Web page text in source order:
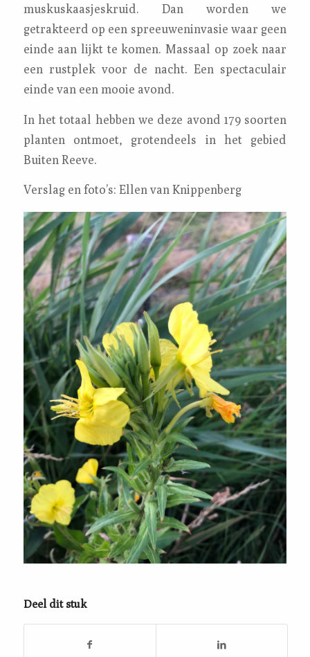
muskuskaasjeskruid. Dan worden we
getrakteerd op een spreeuweninvasie waar geen
einde aan lijkt te komen. Massaal op zoek naar
een rustplek voor de nacht. Een spectaculair
einde van een mooie avond.
In het totaal hebben we deze avond 179 soorten
planten ontmoet, grotendeels in het gebied
Buiten Reeve.
Verslag en foto’s: Ellen van Knippenberg
Deel dit stuk